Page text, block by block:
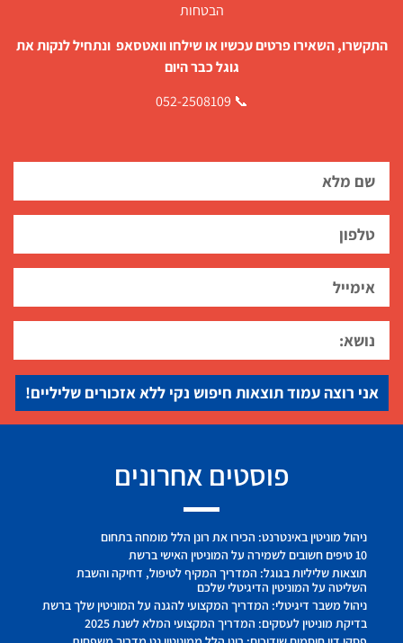
הבטחות
התקשרו, השאירו פרטים עכשיו או שילחו וואטסאפ ונתחיל לנקות את
גוגל כבר היום
📞 052-2508109
אני רוצה עמוד תוצאות חיפוש נקי ללא אזכורים שליליים!
פוסטים אחרונים
ניהול מוניטין באינטרנט: הכירו את רונן הלל מומחה בתחום
10 טיפים חשובים לשמירה על המוניטין האישי ברשת
תוצאות שליליות בגוגל: המדריך המקיף לטיפול, דחיקה והשבת
השליטה על המוניטין הדיגיטלי שלכם
ניהול משבר דיגיטלי: המדריך המקצועי להגנה על המוניטין שלך ברשת
בדיקת מוניטין לעסקים: המדריך המקצועי המלא לשנת 2025